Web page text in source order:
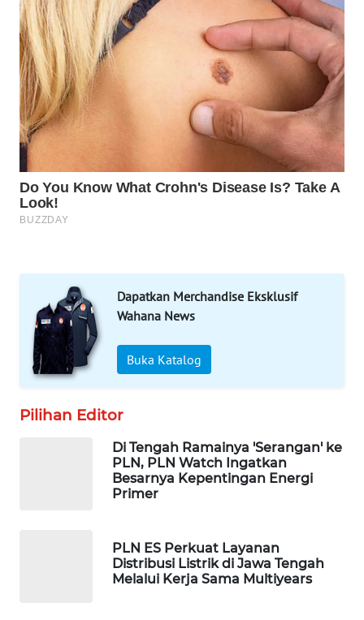
Dapatkan Merchandise Eksklusif
Wahana News
Buka Katalog
Pilihan Editor
Di Tengah Ramainya 'Serangan' ke
PLN, PLN Watch Ingatkan
Besarnya Kepentingan Energi
Primer
PLN ES Perkuat Layanan
Distribusi Listrik di Jawa Tengah
Melalui Kerja Sama Multiyears
WAHANA
SELEB
WAHANA
PERSONA
WAHANA
HEALTH
WISATA
LAPAK
WAHANA
Network